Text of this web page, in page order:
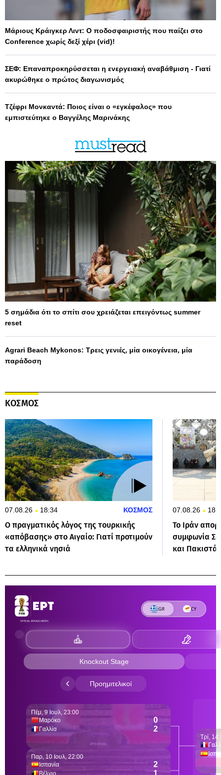
Μάριους Κράιγκερ Λιντ: Ο ποδοσφαιριστής που παίζει στο
Conference χωρίς δεξί χέρι (vid)!
ΣΕΦ: Επαναπροκηρύσσεται η ενεργειακή αναβάθμιση - Γιατί
ακυρώθηκε ο πρώτος διαγωνισμός
Τζέφρι Μονκαντά: Ποιος είναι ο «εγκέφαλος» που
εμπιστεύτηκε ο Βαγγέλης Μαρινάκης
5 σημάδια ότι το σπίτι σου χρειάζεται επειγόντως summer
reset
Agrari Beach Mykonos: Τρεις γενιές, μία οικογένεια, μία
παράδοση
ΚΟΣΜΟΣ
07.08.26 18:34 ΚΟΣΜΟΣ
Ο πραγματικός λόγος της τουρκικής
«απόβασης» στο Αιγαίο: Γιατί προτιμούν
τα ελληνικά νησιά
07.08.26
Το Ιράν
συμφωνία
και